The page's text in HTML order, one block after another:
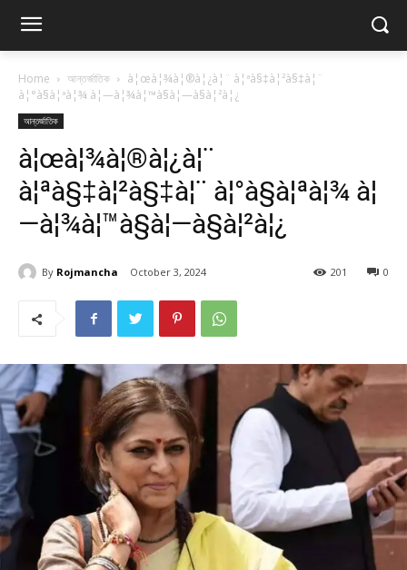
Home আন্তর্জাতিক
à¦œà¦¾à¦®à¦¿à¦¨ à¦ªà§‡à¦²à§‡à¦¨
à¦°à§à¦ªà¦¾ à¦—à¦¾à¦™à§à¦—à§à¦²à¦¿
আন্তর্জাতিক
à¦œà¦¾à¦®à¦¿à¦¨
à¦ªà§‡à¦²à§‡à¦¨ à¦°à§à¦ªà¦¾ à¦
—à¦¾à¦™à§à¦—à§à¦²à¦¿
By Rojmancha October 3, 2024 0
201